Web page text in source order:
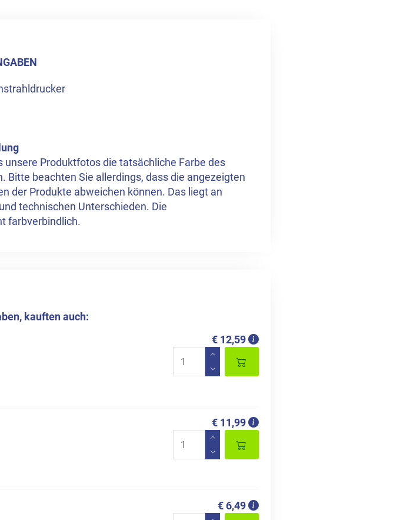
unsere Produktfotos die tatsächliche Farbe des
Bitte beachten Sie allerdings, dass die angezeigten
der Produkte abweichen können. Das liegt an
technischen Unterschieden. Die
farbverbindlich.
kauften auch:
€ 12,59
€ 11,99
€ 6,49